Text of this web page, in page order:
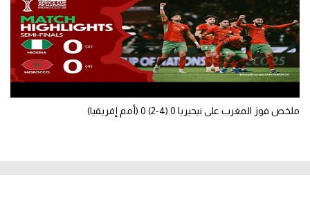
ملخص فوز المغرب على نيحيريا 0 (4-2) 0 (أمم إفريقيا)